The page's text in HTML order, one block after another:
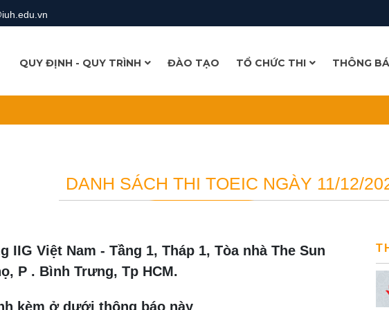
QUY ĐỊNH - QUY TRÌNH ĐÀO TẠO TỔ CHỨC THI THÔNG
DANH SÁCH THI TOEIC NGÀY 11/12/
IIG Việt Nam - Tầng 1, Tháp 1, Tòa nhà The Sun
P . Bình Trưng, Tp HCM.
kèm ở dưới thông báo này